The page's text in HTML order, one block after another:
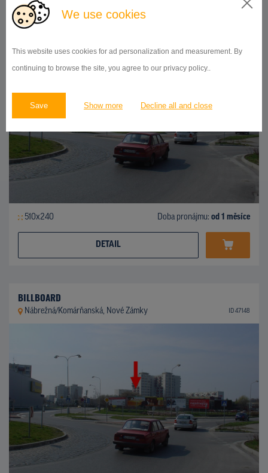
We use cookies
This website uses cookies for ad personalization and measurement. By
continuing to browse the site, you agree to our privacy policy..
Save Show more Decline all and close
BILLBOARD
Nábrežná/Komárňanská, Nové Zámky
510x240 Doba pronájmu: od 1 měsíce
DETAIL
BILLBOARD
Nábrežná/Komárňanská, Nové Zámky ID 47148